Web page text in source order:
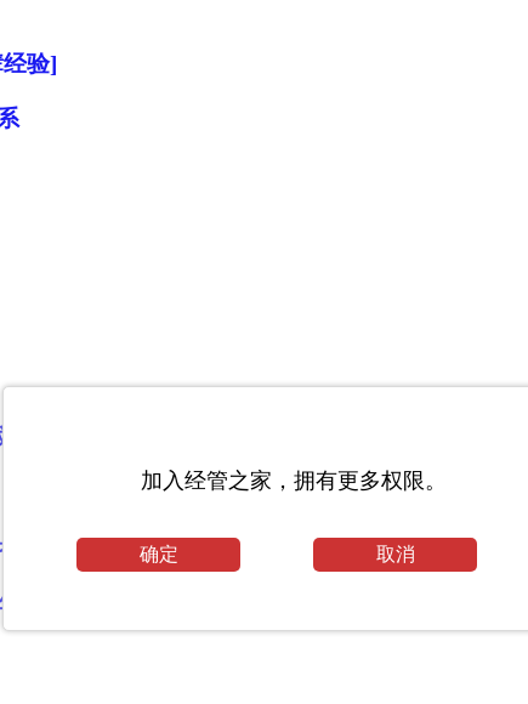
验]
试科目_福州大学考研网
专业目录_湖南农业大学考研网
加入经管之家，拥有更多权限。
确定 取消